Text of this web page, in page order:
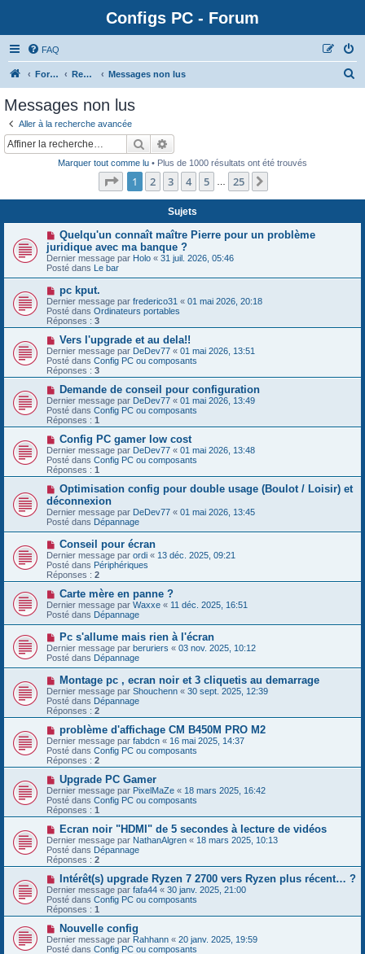
Configs PC - Forum
FAQ
Forum Rechercher Messages non lus
Messages non lus
Aller à la recherche avancée
Rechercher
Marquer tout comme lu • Plus de 1000 résultats ont été trouvés
Page 1sur25
1 2 3 4 5 25
Sujets
N
u
v
e
a
u
m
e
s
s
a
g
e
Quelqu'un connaît maître Pierre pour un problème
juridique avec ma banque ?
Dernier message par Holo « 31 juil. 2026, 05:46
Posté dans Le bar
N
o
u
v
e
a
m
e
s
s
a
g
e
pc kput.
Dernier message par frederico31 « 01 mai 2026, 20:18
Posté dans Ordinateurs portables
Réponses : 3
N
o
u
v
e
a
u
m
e
s
s
a
g
e
Vers l'upgrade et au dela!!
Dernier message par DeDev77 « 01 mai 2026, 13:51
Posté dans Config PC ou composants
Réponses : 3
N
o
u
v
e
a
m
e
s
s
a
g
e
Demande de conseil pour configuration
Dernier message par DeDev77 « 01 mai 2026, 13:49
Posté dans Config PC ou composants
Réponses : 1
N
o
u
v
e
a
u
m
e
s
s
a
g
e
Config PC gamer low cost
Dernier message par DeDev77 « 01 mai 2026, 13:48
Posté dans Config PC ou composants
Réponses : 1
N
o
u
v
e
a
u
m
e
s
s
a
g
e
Optimisation config pour double usage (Boulot / Loisir) et
déconnexion
Dernier message par DeDev77 « 01 mai 2026, 13:45
Posté dans Dépannage
N
o
u
v
e
a
m
e
s
a
g
e
Conseil pour écran
Dernier message par ordi « 13 déc. 2025, 09:21
Posté dans Périphériques
Réponses : 2
N
o
u
v
e
a
u
m
e
s
a
g
e
Carte mère en panne ?
Dernier message par Waxxe « 11 déc. 2025, 16:51
Posté dans Dépannage
N
o
u
v
e
a
u
m
e
a
g
e
Pc s'allume mais rien à l'écran
Dernier message par beruriers « 03 nov. 2025, 10:12
Posté dans Dépannage
N
o
u
v
e
a
u
m
e
s
s
a
g
e
Montage pc , ecran noir et 3 cliquetis au demarrage
Dernier message par Shouchenn « 30 sept. 2025, 12:39
Posté dans Dépannage
Réponses : 2
N
o
u
v
e
a
m
e
s
s
a
g
e
problème d'affichage CM B450M PRO M2
Dernier message par fabdcn « 16 mai 2025, 14:37
Posté dans Config PC ou composants
Réponses : 2
N
o
u
v
e
a
u
m
e
s
s
a
g
e
Upgrade PC Gamer
Dernier message par PixelMaZe « 18 mars 2025, 16:42
Posté dans Config PC ou composants
Réponses : 1
N
o
u
v
e
a
u
m
e
s
s
a
g
Ecran noir "HDMI" de 5 secondes à lecture de vidéos
Dernier message par NathanAlgren « 18 mars 2025, 10:13
Posté dans Dépannage
Réponses : 2
N
o
u
v
e
a
u
m
Intérêt(s) upgrade Ryzen 7 2700 vers Ryzen plus récent… ?
Dernier message par fafa44 « 30 janv. 2025, 21:00
Posté dans Config PC ou composants
Réponses : 1
N
o
u
Nouvelle config
Dernier message par Rahhann « 20 janv. 2025, 19:59
Posté dans Config PC ou composants